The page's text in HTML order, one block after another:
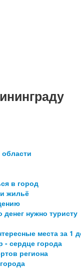
в город
жильё
нужно туристу
места за 1
- сердце города
региона